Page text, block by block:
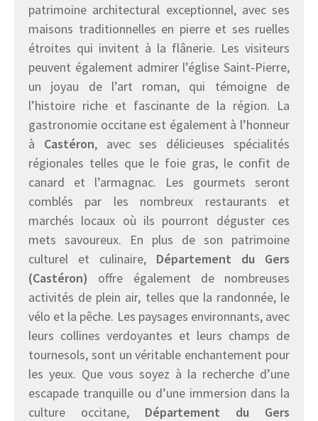
patrimoine architectural exceptionnel, avec ses
maisons traditionnelles en pierre et ses ruelles
étroites qui invitent à la flânerie. Les visiteurs
peuvent également admirer l’église Saint-Pierre,
un joyau de l’art roman, qui témoigne de
l’histoire riche et fascinante de la région. La
gastronomie occitane est également à l’honneur
à Castéron, avec ses délicieuses spécialités
régionales telles que le foie gras, le confit de
canard et l’armagnac. Les gourmets seront
comblés par les nombreux restaurants et
marchés locaux où ils pourront déguster ces
mets savoureux. En plus de son patrimoine
culturel et culinaire, Département du Gers
(Castéron) offre également de nombreuses
activités de plein air, telles que la randonnée, le
vélo et la pêche. Les paysages environnants, avec
leurs collines verdoyantes et leurs champs de
tournesols, sont un véritable enchantement pour
les yeux. Que vous soyez à la recherche d’une
escapade tranquille ou d’une immersion dans la
culture occitane, Département du Gers